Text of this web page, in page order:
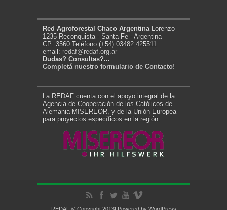
Red Agroforestal Chaco Argentina Lorenzo
1235 Reconquista - Santa Fe - Argentina
CP: 3560 Teléfono (+54) 03482 425511
email: redaf@redaf.org.ar
Dudas? Consultas?...
Completá nuestro formulario de Contacto!
La REDAF cuenta con el apoyo integral de la
Agencia de Cooperación de los Católicos de
Alemania MISEREOR, y de la Unión Europea
para proyectos específicos en la región.
REDAF © Copyright 2013| Powered by WordPress